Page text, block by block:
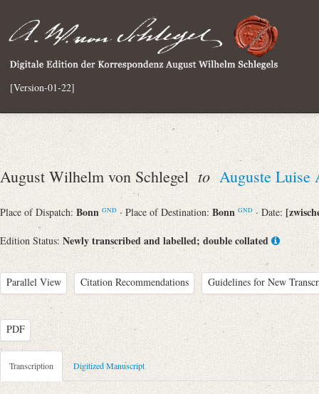
[Version-01-22]
August Wilhelm von Schlegel to Auguste Luise
Place of Dispatch: Bonn GND · Place of Destination: Bonn GND · Date:
Edition Status: Newly transcribed and labelled; double collated
Parallel View Citation Recommendations Guidelines for New
PDF
Metadata Concerning Header
Sender: August Wilhelm von Schlegel
Transcription Digitized Manuscript